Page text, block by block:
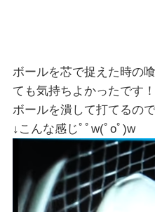
ボールを芯で捉えた時の
ても気持ちよかったです！
ボールを潰して打てるの
↓こんな感じﾟﾟw(ﾟoﾟ)w